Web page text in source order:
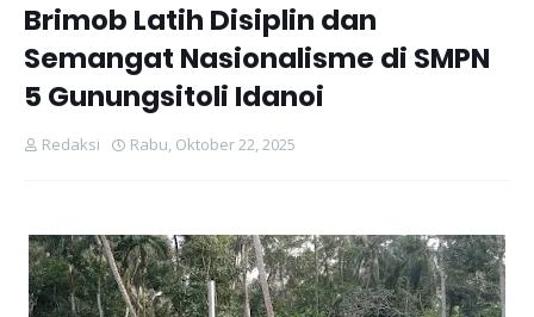
Brimob Latih Disiplin dan
Semangat Nasionalisme di SMPN
5 Gunungsitoli Idanoi
Redaksi Rabu, Oktober 22, 2025